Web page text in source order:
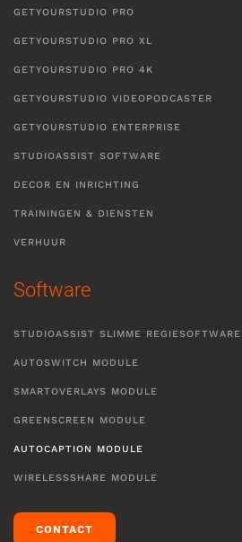
GETYOURSTUDIO PRO
GETYOURSTUDIO PRO XL
GETYOURSTUDIO PRO 4K
GETYOURSTUDIO VIDEOPODCASTER
GETYOURSTUDIO ENTERPRISE
STUDIOASSIST SOFTWARE
DECOR EN INRICHTING
TRAININGEN & DIENSTEN
VERHUUR
Software
STUDIOASSIST SLIMME REGIESOFTWARE
AUTOSWITCH MODULE
SMARTOVERLAYS MODULE
GREENSCREEN MODULE
AUTOCAPTION MODULE
WIRELESSSHARE MODULE
CONTACT